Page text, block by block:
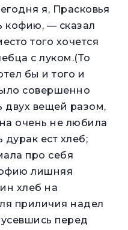
я, Прасковья
кофию, — сказал
того хочется
с луком.(То
бы и того и
совершенно
двух вещей разом,
очень не любила
дурак ест хлеб;
про себя
лишняя
хлеб на
приличия надел
перед